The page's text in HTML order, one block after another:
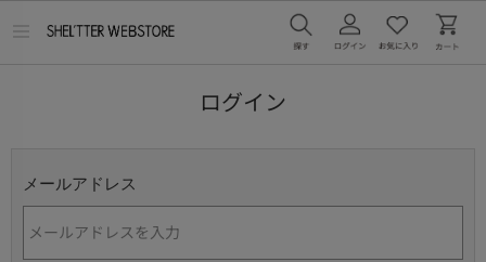
ログイン
メールアドレス